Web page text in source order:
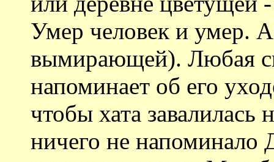
Умер человек и умер.
вымирающей). Любая
напоминает об его
чтобы хата
ничего не напоминало